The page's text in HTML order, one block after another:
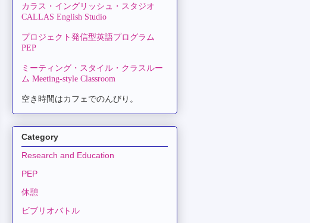
カラス・イングリッシュ・スタジオ
CALLAS English Studio
プロジェクト発信型英語プログラム
PEP
ミーティング・スタイル・クラスルー
ム Meeting-style Classroom
空き時間はカフェでのんびり。
Category
Research and Education
PEP
休憩
ビブリオバトル